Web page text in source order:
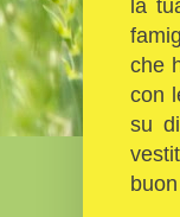
la
che
con
su